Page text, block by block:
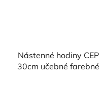
Nástenné hodiny CEP
30cm učebné farebné